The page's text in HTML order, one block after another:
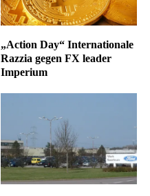
„Action Day“ Internationale
Razzia gegen FX leader
Imperium